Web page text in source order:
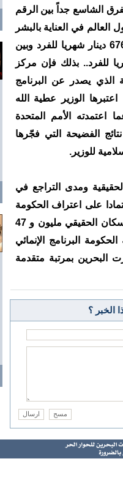
الشاسع جداً بين الرقم
في العناية بالبشر
في تقرير التنمية البشرية ألا وهو ما يُقارب676 دينار شهريا للفرد وبين
أقل من 504 دينار شهريا للفرد.. بذلك فإن مركز
الذي يصدر عن البرنامج
اعتبرها الوزير عطية الله
اعتمدته الأمم المتحدة
الفضيحة التي فجّرها
للوزير.
ومدى التراجع في
على اعتراف الحكومة
على لسان وزيرها عطية الله من أن عدد السكان الحقيقي مليون و 47
به الحكومة البرنامج الإنمائي
البحرين بمرتبة متقدمة
الخبر ؟